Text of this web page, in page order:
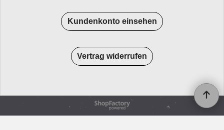
Kundenkonto einsehen
Vertrag widerrufen
WebShop erstellt mit
ShopFactory Shop